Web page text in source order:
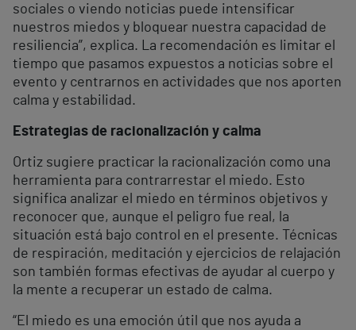
sociales o viendo noticias puede intensificar
nuestros miedos y bloquear nuestra capacidad de
resiliencia”, explica. La recomendación es limitar el
tiempo que pasamos expuestos a noticias sobre el
evento y centrarnos en actividades que nos aporten
calma y estabilidad.
Estrategias de racionalización y calma
Ortiz sugiere practicar la racionalización como una
herramienta para contrarrestar el miedo. Esto
significa analizar el miedo en términos objetivos y
reconocer que, aunque el peligro fue real, la
situación está bajo control en el presente. Técnicas
de respiración, meditación y ejercicios de relajación
son también formas efectivas de ayudar al cuerpo y
la mente a recuperar un estado de calma.
“El miedo es una emoción útil que nos ayuda a